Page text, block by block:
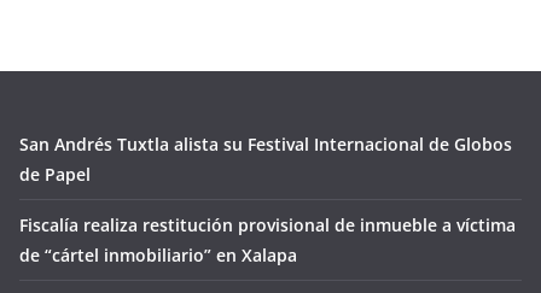
San Andrés Tuxtla alista su Festival Internacional de Globos
de Papel
Fiscalía realiza restitución provisional de inmueble a víctima
de “cártel inmobiliario” en Xalapa